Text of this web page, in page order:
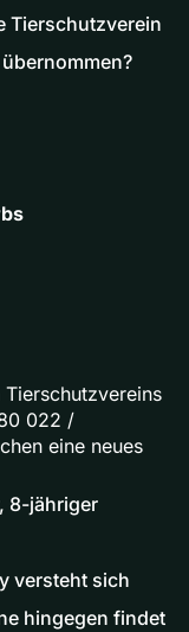
Tierschutzverein
022 /
eine neues
8-jähriger
versteht sich
hingegen findet